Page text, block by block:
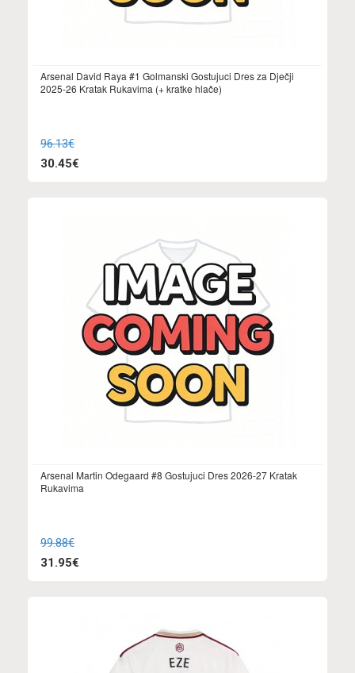
Arsenal David Raya #1 Golmanski Gostujuci Dres za Dječji
2025-26 Kratak Rukavima (+ kratke hlače)
96.13€
30.45€
Arsenal Martin Odegaard #8 Gostujuci Dres 2026-27 Kratak
Rukavima
99.88€
31.95€